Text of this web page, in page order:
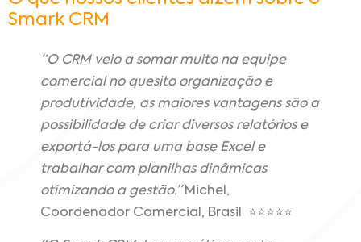
Smark CRM
“O CRM veio a somar muito na equipe
comercial no quesito organização e
produtividade, as maiores vantagens são a
possibilidade de criar diversos relatórios e
exportá-los para uma base Excel e
trabalhar com planilhas dinâmicas
otimizando a gestão.”Michel,
Coordenador Comercial, Brasil ⭐⭐⭐⭐⭐